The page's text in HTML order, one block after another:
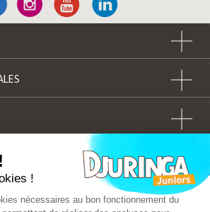
!
nécessaires au bon fonctionnement du